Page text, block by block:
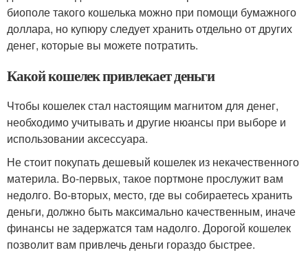
биополе такого кошелька можно при помощи бумажного
доллара, но купюру следует хранить отдельно от других
денег, которые вы можете потратить.
Какой кошелек привлекает деньги
Чтобы кошелек стал настоящим магнитом для денег,
необходимо учитывать и другие нюансы при выборе и
использовании аксессуара.
Не стоит покупать дешевый кошелек из некачественного
материла. Во-первых, такое портмоне прослужит вам
недолго. Во-вторых, место, где вы собираетесь хранить
деньги, должно быть максимально качественным, иначе
финансы не задержатся там надолго. Дорогой кошелек
позволит вам привлечь деньги гораздо быстрее.